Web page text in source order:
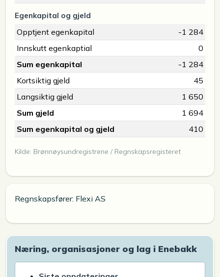
Egenkapital og gjeld
Opptjent egenkapital
-1 284
Innskutt egenkaptial
0
Sum egenkapital
-1 284
Kortsiktig gjeld
45
Langsiktig gjeld
1 650
Sum gjeld
1 694
Sum egenkapital og gjeld
410
Kilde: Brønnøysundregistrene / Regnskapsregisteret
Regnskapsfører: Flexi AS
Næring, organisasjoner og lag i Enebakk